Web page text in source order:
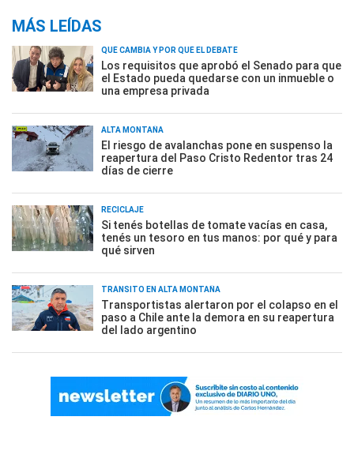
MÁS LEÍDAS
QUÉ CAMBIA Y POR QUÉ EL DEBATE
Los requisitos que aprobó el Senado para que
el Estado pueda quedarse con un inmueble o
una empresa privada
ALTA MONTAÑA
El riesgo de avalanchas pone en suspenso la
reapertura del Paso Cristo Redentor tras 24
días de cierre
RECICLAJE
Si tenés botellas de tomate vacías en casa,
tenés un tesoro en tus manos: por qué y para
qué sirven
TRÁNSITO EN ALTA MONTAÑA
Transportistas alertaron por el colapso en el
paso a Chile ante la demora en su reapertura
del lado argentino